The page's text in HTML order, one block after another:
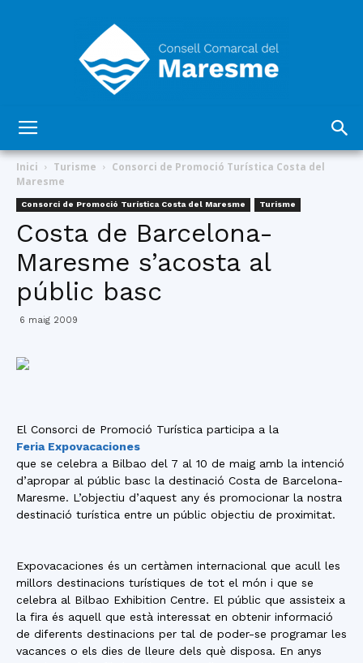
Comarcal
Inici Turisme
Consorci de Promoció Turística Costa del
Maresme
Consorci de Promoció Turística Costa del Maresme Turisme
Costa de Barcelona-
Maresme s’acosta al
públic basc
6 maig 2009
El Consorci de Promoció Turística participa a la
Feria Expovacaciones
que se celebra a Bilbao del 7 al 10 de maig amb la intenció
d’apropar al públic basc la destinació Costa de Barcelona-
Maresme. L’objectiu d’aquest any és promocionar la nostra
destinació turística entre un públic objectiu de proximitat.
Expovacaciones és un certàmen internacional que acull les
millors destinacions turístiques de tot el món i que se
celebra al Bilbao Exhibition Centre. El públic que assisteix a
la fira és aquell que està interessat en obtenir informació
de diferents destinacions per tal de poder-se programar les
vacances o els dies de lleure dels què disposa. En anys